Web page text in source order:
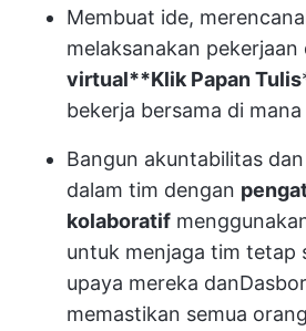
Membuat ide,
melaksanakan pekerjaan
virtual**Klik Papan Tulis
bekerja bersama di
Bangun akuntabilitas
dalam tim dengan
kolaboratif
untuk menjaga tim tetap
upaya mereka dan
memastikan semua